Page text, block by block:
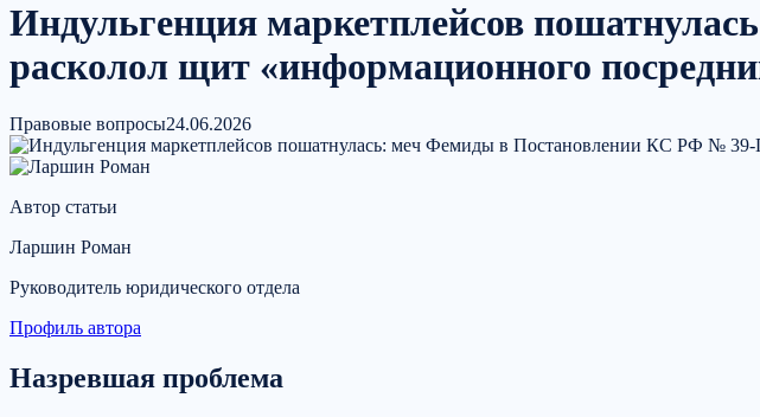
Индульгенция маркетплейсов
расколол щит «информационного
Правовые вопросы24.06.2026
Автор статьи
Ларшин Роман
Руководитель юридического отдела
Профиль автора
Назревшая проблема